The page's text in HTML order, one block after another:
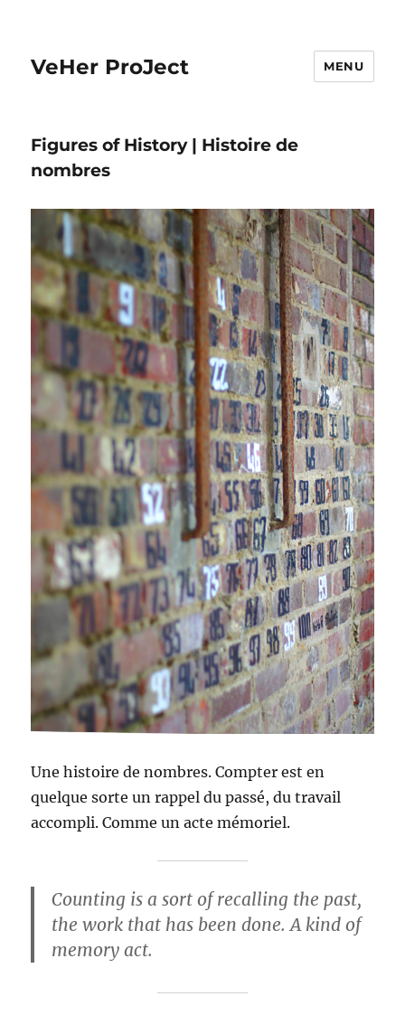
VeHer ProJect MENU
Figures of History | Histoire de
nombres
Une histoire de nombres. Compter est en
quelque sorte un rappel du passé, du travail
accompli. Comme un acte mémoriel.
Counting is a sort of recalling the past,
the work that has been done. A kind of
memory act.